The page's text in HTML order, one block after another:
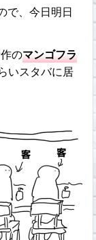
で、今日明日
のマンゴフラ
いスタバに居